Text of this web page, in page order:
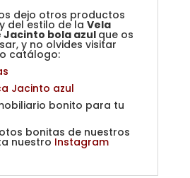
dejo otros productos
del estilo de la Vela
bola azul que os
y no olvides visitar
catálogo:
Jacinto azul
bonito para tu
bonitas de nuestros
nuestro Instagram